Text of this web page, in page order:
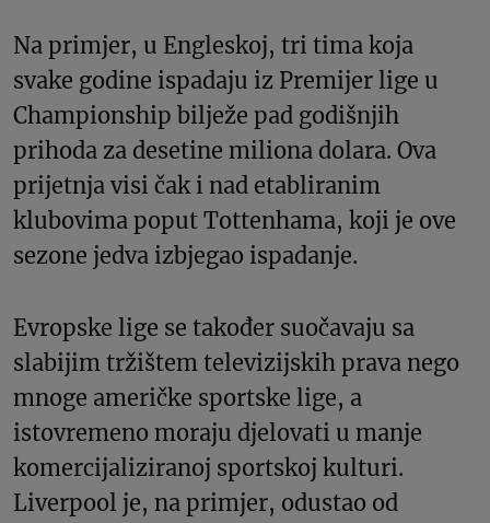
Na primjer, u Engleskoj, tri tima koja
svake godine ispadaju iz Premijer lige u
Championship bilježe pad godišnjih
prihoda za desetine miliona dolara. Ova
prijetnja visi čak i nad etabliranim
klubovima poput Tottenhama, koji je ove
sezone jedva izbjegao ispadanje.
Evropske lige se također suočavaju sa
slabijim tržištem televizijskih prava nego
mnoge američke sportske lige, a
istovremeno moraju djelovati u manje
komercijaliziranoj sportskoj kulturi.
Liverpool je, na primjer, odustao od